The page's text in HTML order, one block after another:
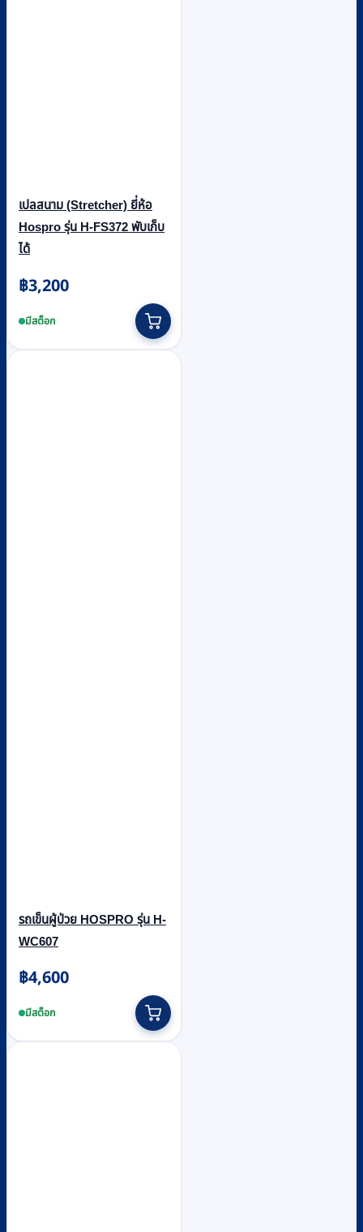
เปลสนาม (Stretcher) ยี่ห้อ
Hospro รุ่น H-FS372 พับเก็บ
ได้
฿3,200
มีสต็อก
รถเข็นผู้ป่วย HOSPRO รุ่น H-
WC607
฿4,600
มีสต็อก